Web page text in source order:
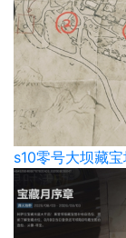
s10零号大坝藏